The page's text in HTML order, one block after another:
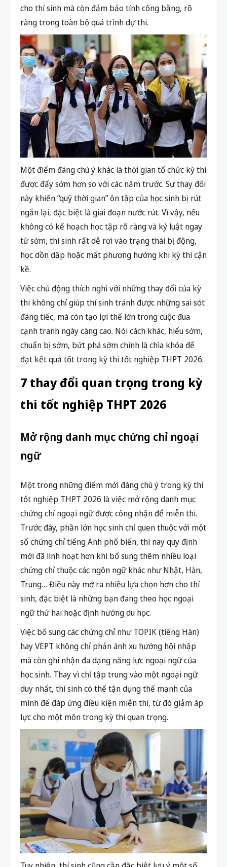
cho thí sinh mà còn đảm bảo tính công bằng, rõ
ràng trong toàn bộ quá trình dự thi.
Một điểm đáng chú ý khác là thời gian tổ chức kỳ thi
được đẩy sớm hơn so với các năm trước. Sự thay đổi
này khiến “quỹ thời gian” ôn tập của học sinh bị rút
ngắn lại, đặc biệt là giai đoạn nước rút. Vì vậy, nếu
không có kế hoạch học tập rõ ràng và kỷ luật ngay
từ sớm, thí sinh rất dễ rơi vào trạng thái bị động,
học dồn dập hoặc mất phương hướng khi kỳ thi cận
kề.
Việc chủ động thích nghi với những thay đổi của kỳ
thi không chỉ giúp thí sinh tránh được những sai sót
đáng tiếc, mà còn tạo lợi thế lớn trong cuộc đua
cạnh tranh ngày càng cao. Nói cách khác, hiểu sớm,
chuẩn bị sớm, bứt phá sớm chính là chìa khóa để
đạt kết quả tốt trong kỳ thi tốt nghiệp THPT 2026.
7 thay đổi quan trọng trong kỳ
thi tốt nghiệp THPT 2026
Mở rộng danh mục chứng chỉ ngoại
ngữ
Một trong những điểm mới đáng chú ý trong kỳ thi
tốt nghiệp THPT 2026 là việc mở rộng danh mục
chứng chỉ ngoại ngữ được công nhận để miễn thi.
Trước đây, phần lớn học sinh chỉ quen thuộc với một
số chứng chỉ tiếng Anh phổ biến, thì nay quy định
mới đã linh hoạt hơn khi bổ sung thêm nhiều loại
chứng chỉ thuộc các ngôn ngữ khác như Nhật, Hàn,
Trung… Điều này mở ra nhiều lựa chọn hơn cho thí
sinh, đặc biệt là những bạn đang theo học ngoại
ngữ thứ hai hoặc định hướng du học.
Việc bổ sung các chứng chỉ như TOPIK (tiếng Hàn)
hay VEPT không chỉ phản ánh xu hướng hội nhập
mà còn ghi nhận đa dạng năng lực ngoại ngữ của
học sinh. Thay vì chỉ tập trung vào một ngoại ngữ
duy nhất, thí sinh có thể tận dụng thế mạnh của
mình để đáp ứng điều kiện miễn thi, từ đó giảm áp
lực cho một môn trong kỳ thi quan trọng.